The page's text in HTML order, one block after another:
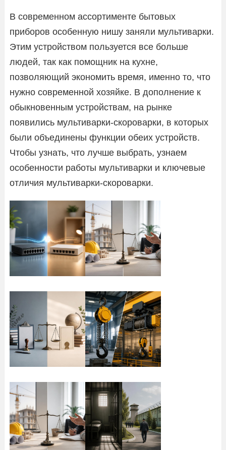
В современном ассортименте бытовых
приборов особенную нишу заняли мультиварки.
Этим устройством пользуется все больше
людей, так как помощник на кухне,
позволяющий экономить время, именно то, что
нужно современной хозяйке. В дополнение к
обыкновенным устройствам, на рынке
появились мультиварки-скороварки, в которых
были объединены функции обеих устройств.
Чтобы узнать, что лучше выбрать, узнаем
особенности работы мультиварки и ключевые
отличия мультиварки-скороварки.